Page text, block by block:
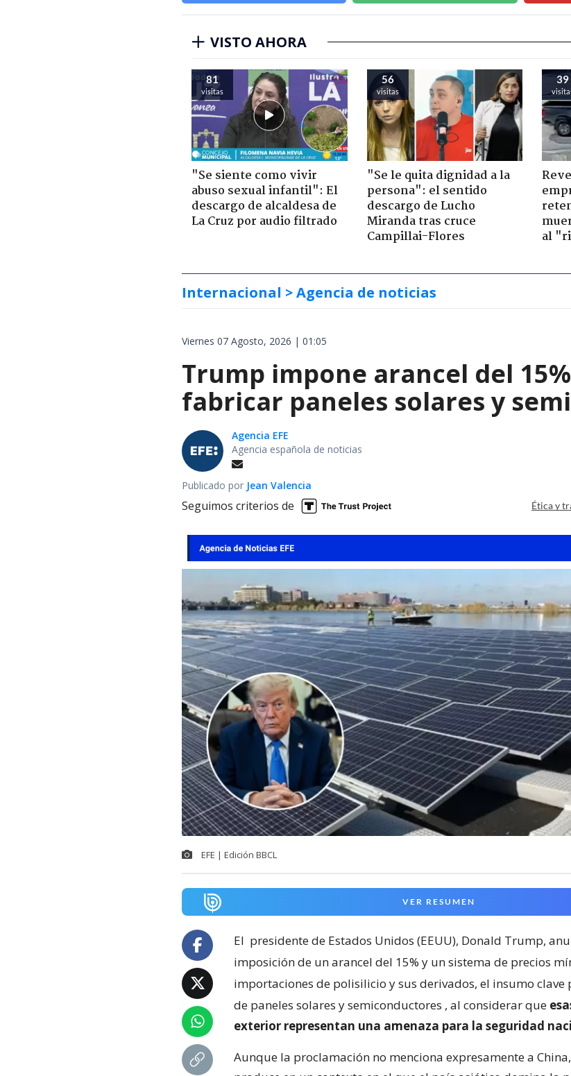
VISTO AHORA
81
visitas
"Se siente como vivir
abuso sexual infantil": El
descargo de alcaldesa de
La Cruz por audio filtrado
56
visitas
"Se le quita dignidad a la
persona": el sentido
descargo de Lucho
Miranda tras cruce
Campillai-Flores
39
al
Internacional > Agencia de noticias
Viernes 07 Agosto, 2026 | 01:05
Trump impone arancel del
fabricar paneles solares y
Agencia EFE
Agencia española de noticias
Publicado por Jean Valencia
Seguimos criterios de Ética y
EFE | Edición BBCL
VER RESUMEN
El presidente de Estados Unidos (EEUU), Donald Trump,
imposición de un arancel del 15% y un sistema de precios
importaciones de polisilicio y sus derivados, el insumo
de paneles solares y semiconductores , al considerar que
exterior representan una amenaza para la seguridad
Aunque la proclamación no menciona expresamente a